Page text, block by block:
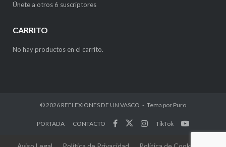
Únete a otros 6 suscriptores
CARRITO
No hay productos en el carrito.
© 2026 REFLEXIONES DE UN VASCO Tema por Puro
PORTADA CONTACTO TikTok